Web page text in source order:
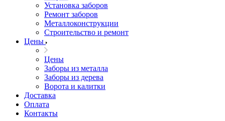
Установка заборов
Ремонт заборов
Металлоконструкции
Строительство и ремонт
Цены
Цены
Заборы из металла
Заборы из дерева
Ворота и калитки
Доставка
Оплата
Контакты